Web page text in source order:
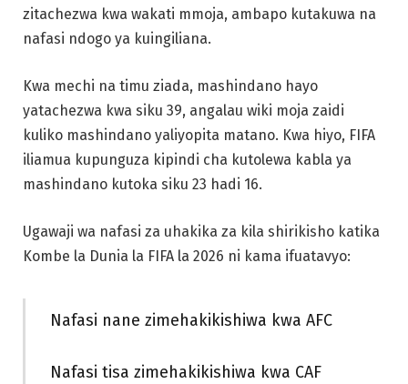
zitachezwa kwa wakati mmoja, ambapo kutakuwa na
nafasi ndogo ya kuingiliana.
Kwa mechi na timu ziada, mashindano hayo
yatachezwa kwa siku 39, angalau wiki moja zaidi
kuliko mashindano yaliyopita matano. Kwa hiyo, FIFA
iliamua kupunguza kipindi cha kutolewa kabla ya
mashindano kutoka siku 23 hadi 16.
Ugawaji wa nafasi za uhakika za kila shirikisho katika
Kombe la Dunia la FIFA la 2026 ni kama ifuatavyo:
Nafasi nane zimehakikishiwa kwa AFC
Nafasi tisa zimehakikishiwa kwa CAF